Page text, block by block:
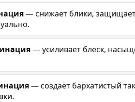
— снижает блики, защищает
— усиливает блеск,
— создаёт бархатистый